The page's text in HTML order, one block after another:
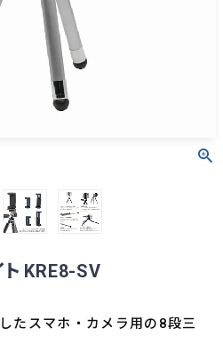
KRE8-SV
たスマホ・カメラ用の8段三